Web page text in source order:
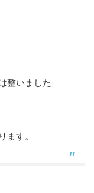
整いました
ます。